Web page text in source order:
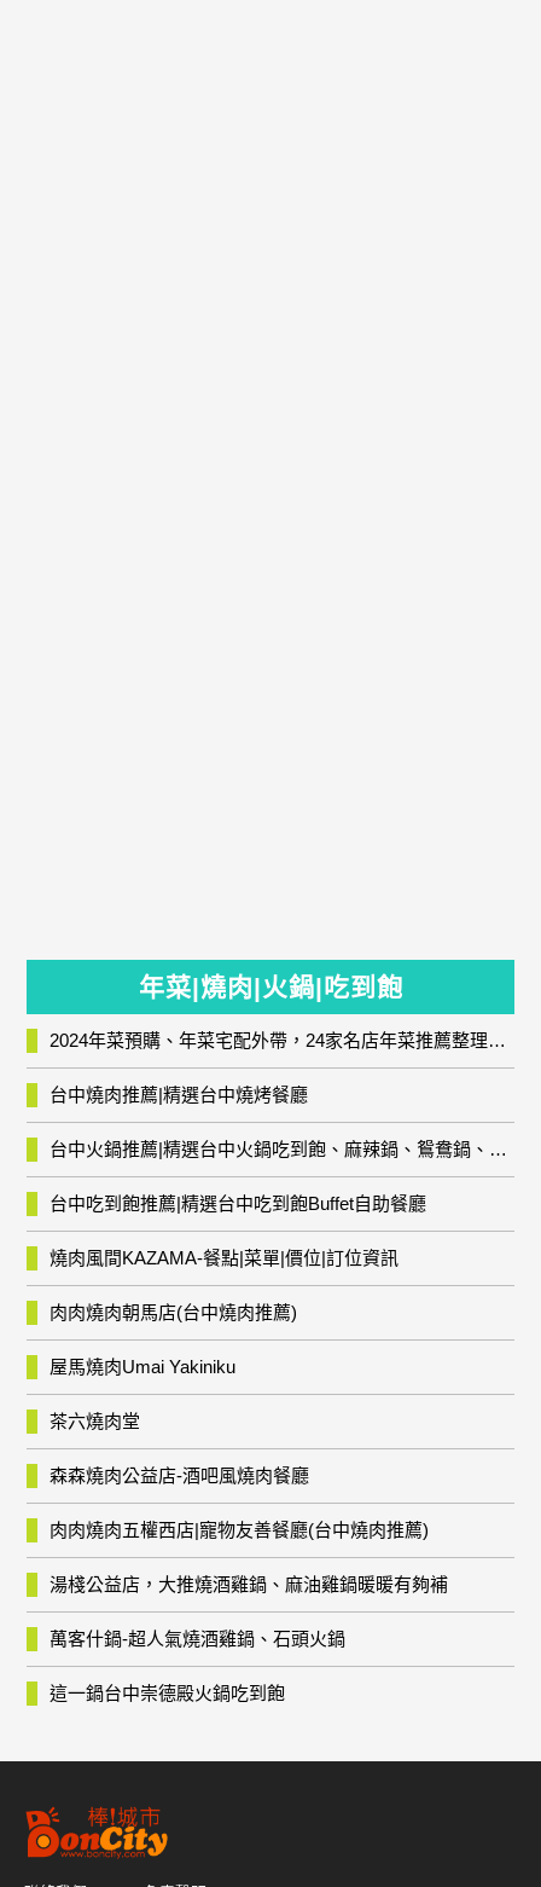
年菜|燒肉|火鍋|吃到飽
2024年菜預購、年菜宅配外帶，24家名店年菜推薦整理，圍爐輕鬆上菜團圓趣
台中燒肉推薦|精選台中燒烤餐廳
台中火鍋推薦|精選台中火鍋吃到飽、麻辣鍋、鴛鴦鍋、石頭火鍋、酸菜白肉鍋、海鮮鍋、燒酒雞、麻油雞、壽喜燒等熱門人氣火鍋店!
台中吃到飽推薦|精選台中吃到飽Buffet自助餐廳
燒肉風間KAZAMA-餐點|菜單|價位|訂位資訊
肉肉燒肉朝馬店(台中燒肉推薦)
屋馬燒肉Umai Yakiniku
茶六燒肉堂
森森燒肉公益店-酒吧風燒肉餐廳
肉肉燒肉五權西店|寵物友善餐廳(台中燒肉推薦)
湯棧公益店，大推燒酒雞鍋、麻油雞鍋暖暖有夠補
萬客什鍋-超人氣燒酒雞鍋、石頭火鍋
這一鍋台中崇德殿火鍋吃到飽